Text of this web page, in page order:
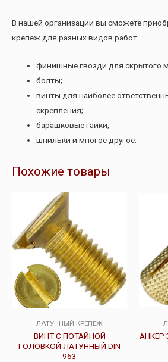
В нашей организации вы сможете
крепеж для разных видов работ:
финишные гвозди для скрытого
болты;
винты для наиболее
скрепления;
барашковые гайки;
шпильки и многое другое.
Похожие товары
ЛАТУННЫЙ КРЕПЕЖ
ВИНТ С ПОТАЙНОЙ
ГОЛОВКОЙ ЛАТУННЫЙ DIN
963
АНКЕР